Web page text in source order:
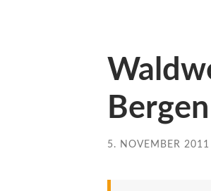
Bergen
5. NOVEMBER 2011